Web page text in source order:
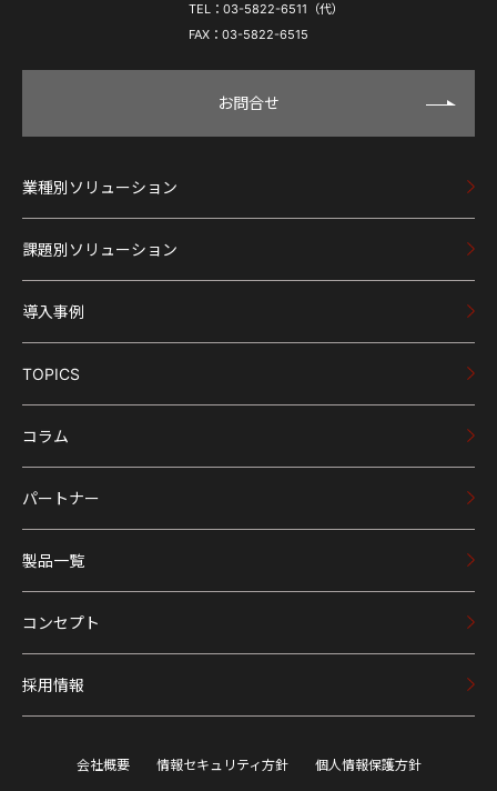
TEL：03-5822-6511（代）
FAX：03-5822-6515
お問合せ
業種別ソリューション
課題別ソリューション
導入事例
TOPICS
コラム
パートナー
製品一覧
コンセプト
採用情報
会社概要 情報セキュリティ方針 個人情報保護方針